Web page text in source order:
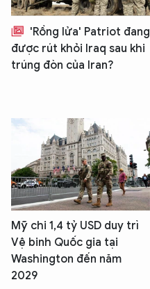
'Rồng lửa' Patriot đang
được rút khỏi Iraq sau khi
trúng đòn của Iran?
Mỹ chi 1,4 tỷ USD duy trì
Vệ binh Quốc gia tại
Washington đến năm
2029